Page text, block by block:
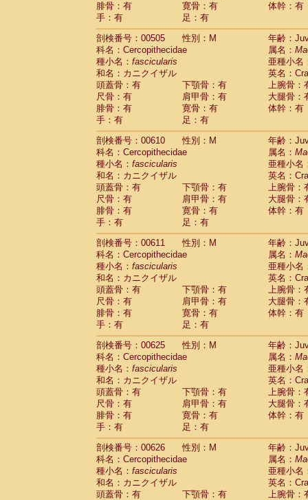
腓骨：有
寛骨：有
体幹：有
手：有
足：有
剖検番号：00505
性別：M
年齢：
科名：Cercopithecidae
属名：
種小名： fascicularis
亜種小名
和名：カニクイザル
英名：
頭蓋骨：有
下顎骨：有
上腕骨：
尺骨：有
肩甲骨：有
大腿骨：
腓骨：有
寛骨：有
体幹：有
手：有
足：有
剖検番号：00610
性別：M
年齢：
科名：Cercopithecidae
属名：
種小名： fascicularis
亜種小名
和名：カニクイザル
英名：
頭蓋骨：有
下顎骨：有
上腕骨：
尺骨：有
肩甲骨：有
大腿骨：
腓骨：有
寛骨：有
体幹：有
手：有
足：有
剖検番号：00611
性別：M
年齢：
科名：Cercopithecidae
属名：
種小名： fascicularis
亜種小名
和名：カニクイザル
英名：
頭蓋骨：有
下顎骨：有
上腕骨：
尺骨：有
肩甲骨：有
大腿骨：
腓骨：有
寛骨：有
体幹：有
手：有
足：有
剖検番号：00625
性別：M
年齢：
科名：Cercopithecidae
属名：
種小名： fascicularis
亜種小名
和名：カニクイザル
英名：
頭蓋骨：有
下顎骨：有
上腕骨：
尺骨：有
肩甲骨：有
大腿骨：
腓骨：有
寛骨：有
体幹：有
手：有
足：有
剖検番号：00626
性別：M
年齢：
科名：Cercopithecidae
属名：
種小名： fascicularis
亜種小名
和名：カニクイザル
英名：
頭蓋骨：有
下顎骨：有
上腕骨：